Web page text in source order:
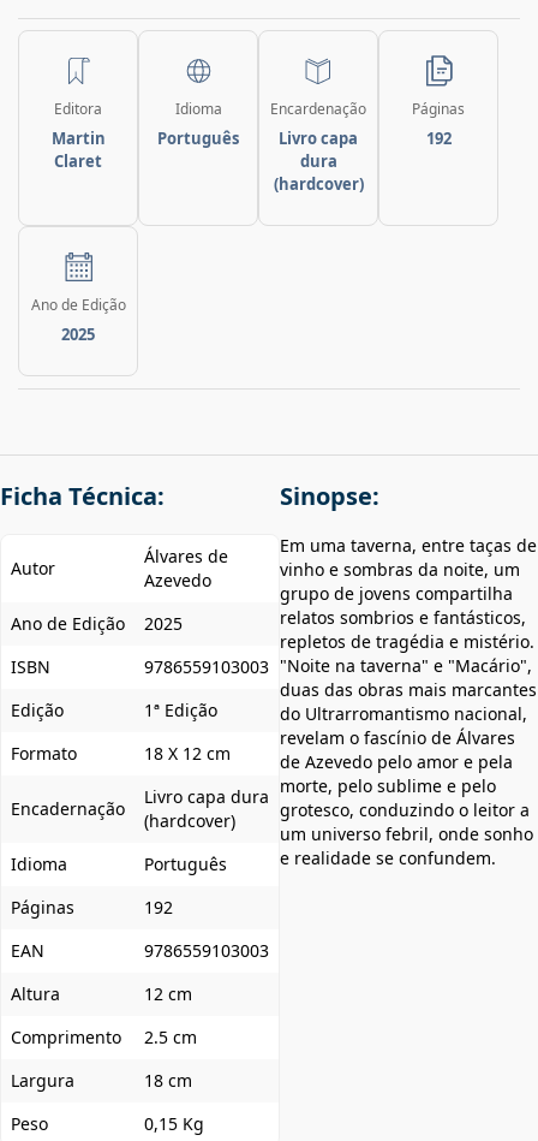
Editora
Martin
Claret
Idioma
Português
Encardenação
Livro capa
dura
(hardcover)
Páginas
192
Ano de Edição
2025
Ficha Técnica:
Autor
Álvares de
Azevedo
Ano de Edição
2025
ISBN
9786559103003
Edição
1ª Edição
Formato
18 X 12 cm
Encadernação
Livro capa dura
(hardcover)
Idioma
Português
Páginas
192
EAN
9786559103003
Altura
12 cm
Comprimento
2.5 cm
Largura
18 cm
Peso
0,15 Kg
Sinopse:
Em uma taverna, entre taças de
vinho e sombras da noite, um
grupo de jovens compartilha
relatos sombrios e fantásticos,
repletos de tragédia e mistério.
"Noite na taverna" e "Macário",
duas das obras mais marcantes
do Ultrarromantismo nacional,
revelam o fascínio de Álvares
de Azevedo pelo amor e pela
morte, pelo sublime e pelo
grotesco, conduzindo o leitor a
um universo febril, onde sonho
e realidade se confundem.